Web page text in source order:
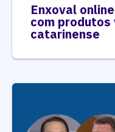
Enxoval
com
catarinense